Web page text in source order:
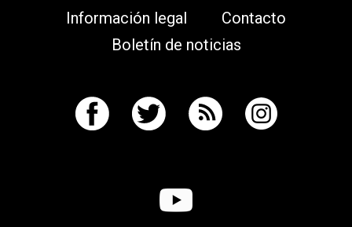
Información legal
Contacto
Boletín de noticias